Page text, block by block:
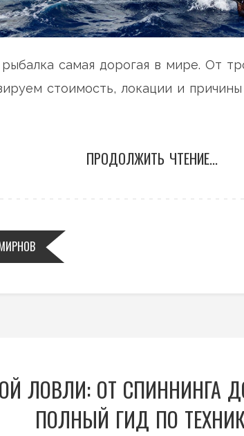
рыбалка самая дорогая в мире. От
стоимость, локации и
ПРОДОЛЖИТЬ ЧТЕНИЕ...
ЛОВЛИ: ОТ СПИННИНГА
ПОЛНЫЙ ГИД ПО